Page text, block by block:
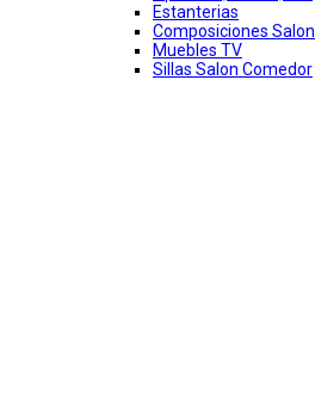
Estanterias
Composiciones Salon
Muebles TV
Sillas Salon Comedor